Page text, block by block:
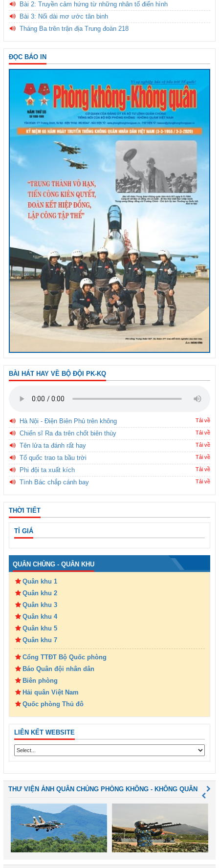
Bài 2: Truyền cảm hứng từ những nhân tố điển hình
Bài 3: Nối dài mơ ước tân binh
Tháng Ba trên trận địa Trung đoàn 218
ĐỌC BÁO IN
BÀI HÁT HAY VỀ BỘ ĐỘI PK-KQ
Hà Nội - Điện Biên Phủ trên không Tải về
Chiến sĩ Ra đa trên chốt biên thùy Tải về
Tên lửa ta đánh rất hay Tải về
Tổ quốc trao ta bầu trời Tải về
Phi đội ta xuất kích Tải về
Tình Bác chắp cánh bay Tải về
THỜI TIẾT
TỈ GIÁ
QUÂN CHỦNG - QUÂN KHU
Quân khu 1
Quân khu 2
Quân khu 3
Quân khu 4
Quân khu 5
Quân khu 7
Cổng TTĐT Bộ Quốc phòng
Báo Quân đội nhân dân
Biên phòng
Hải quân Việt Nam
Quốc phòng Thủ đô
LIÊN KẾT WEBSITE
THƯ VIỆN ẢNH QUÂN CHỦNG PHÒNG KHÔNG - KHÔNG QUÂN